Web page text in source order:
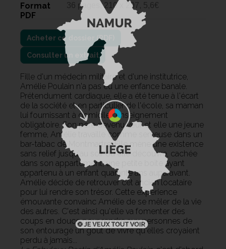
Format
PDF
36 pages, 210 x 297, 5,6€
Consulter un extrait
Fille d'un médecin militaire et d'une institutrice,
Amélie Poulain n'a pas eu une enfance banale.
Prétendument cardiaque, elle a été tenue à l'écart
de la société et en particulier de l'école, sa maman
lui fournissant à domicile l'enseignement
obligatoire. Son père devenu veuf et elle une jeune
femme, Amélie travaille comme serveuse dans un
bar-tabac de Montmartre. Elle mène une existence
sans relief jusqu'au soir où elle découvre, cachée
dans son appartement, une petite boîte ayant
appartenu à un enfant quarante ans auparavant.
Amélie décide de retrouver cet ancien locataire
pour lui rendre son trésor. Cette expérience
émouvante convainc Amélie de se mêler de la vie
des autres. C'est ainsi qu'elle va fomenter des
coups en douce pour rendre aux personnes de
son entourage un goût de vivre qu'elles croyaient
perdu à jamais...